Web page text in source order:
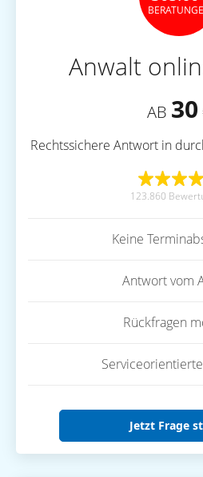
Anwalt
AB 30
Rechtssichere Antwort in
123.860
Keine
Antwort vom
Rückfragen
Jetzt Frage